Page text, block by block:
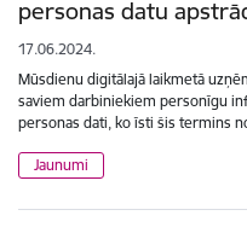
personas datu
17.06.2024.
Mūsdienu digitālajā laikmetā
saviem darbiniekiem personīgu
personas dati, ko īsti šis termins
Jaunumi